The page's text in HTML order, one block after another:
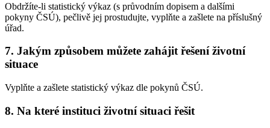
Obdržíte-li statistický výkaz (s průvodním dopisem a dalšími
pokyny ČSÚ), pečlivě jej prostudujte, vyplňte a zašlete na příslušný
úřad.
7. Jakým způsobem můžete zahájit řešení životní
situace
Vyplňte a zašlete statistický výkaz dle pokynů ČSÚ.
8. Na které instituci životní situaci řešit